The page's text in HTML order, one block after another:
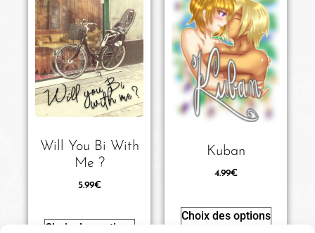
Will You Bi With
Me ?
5.99€
Choix des options
Kuban
4.99€
Choix des options